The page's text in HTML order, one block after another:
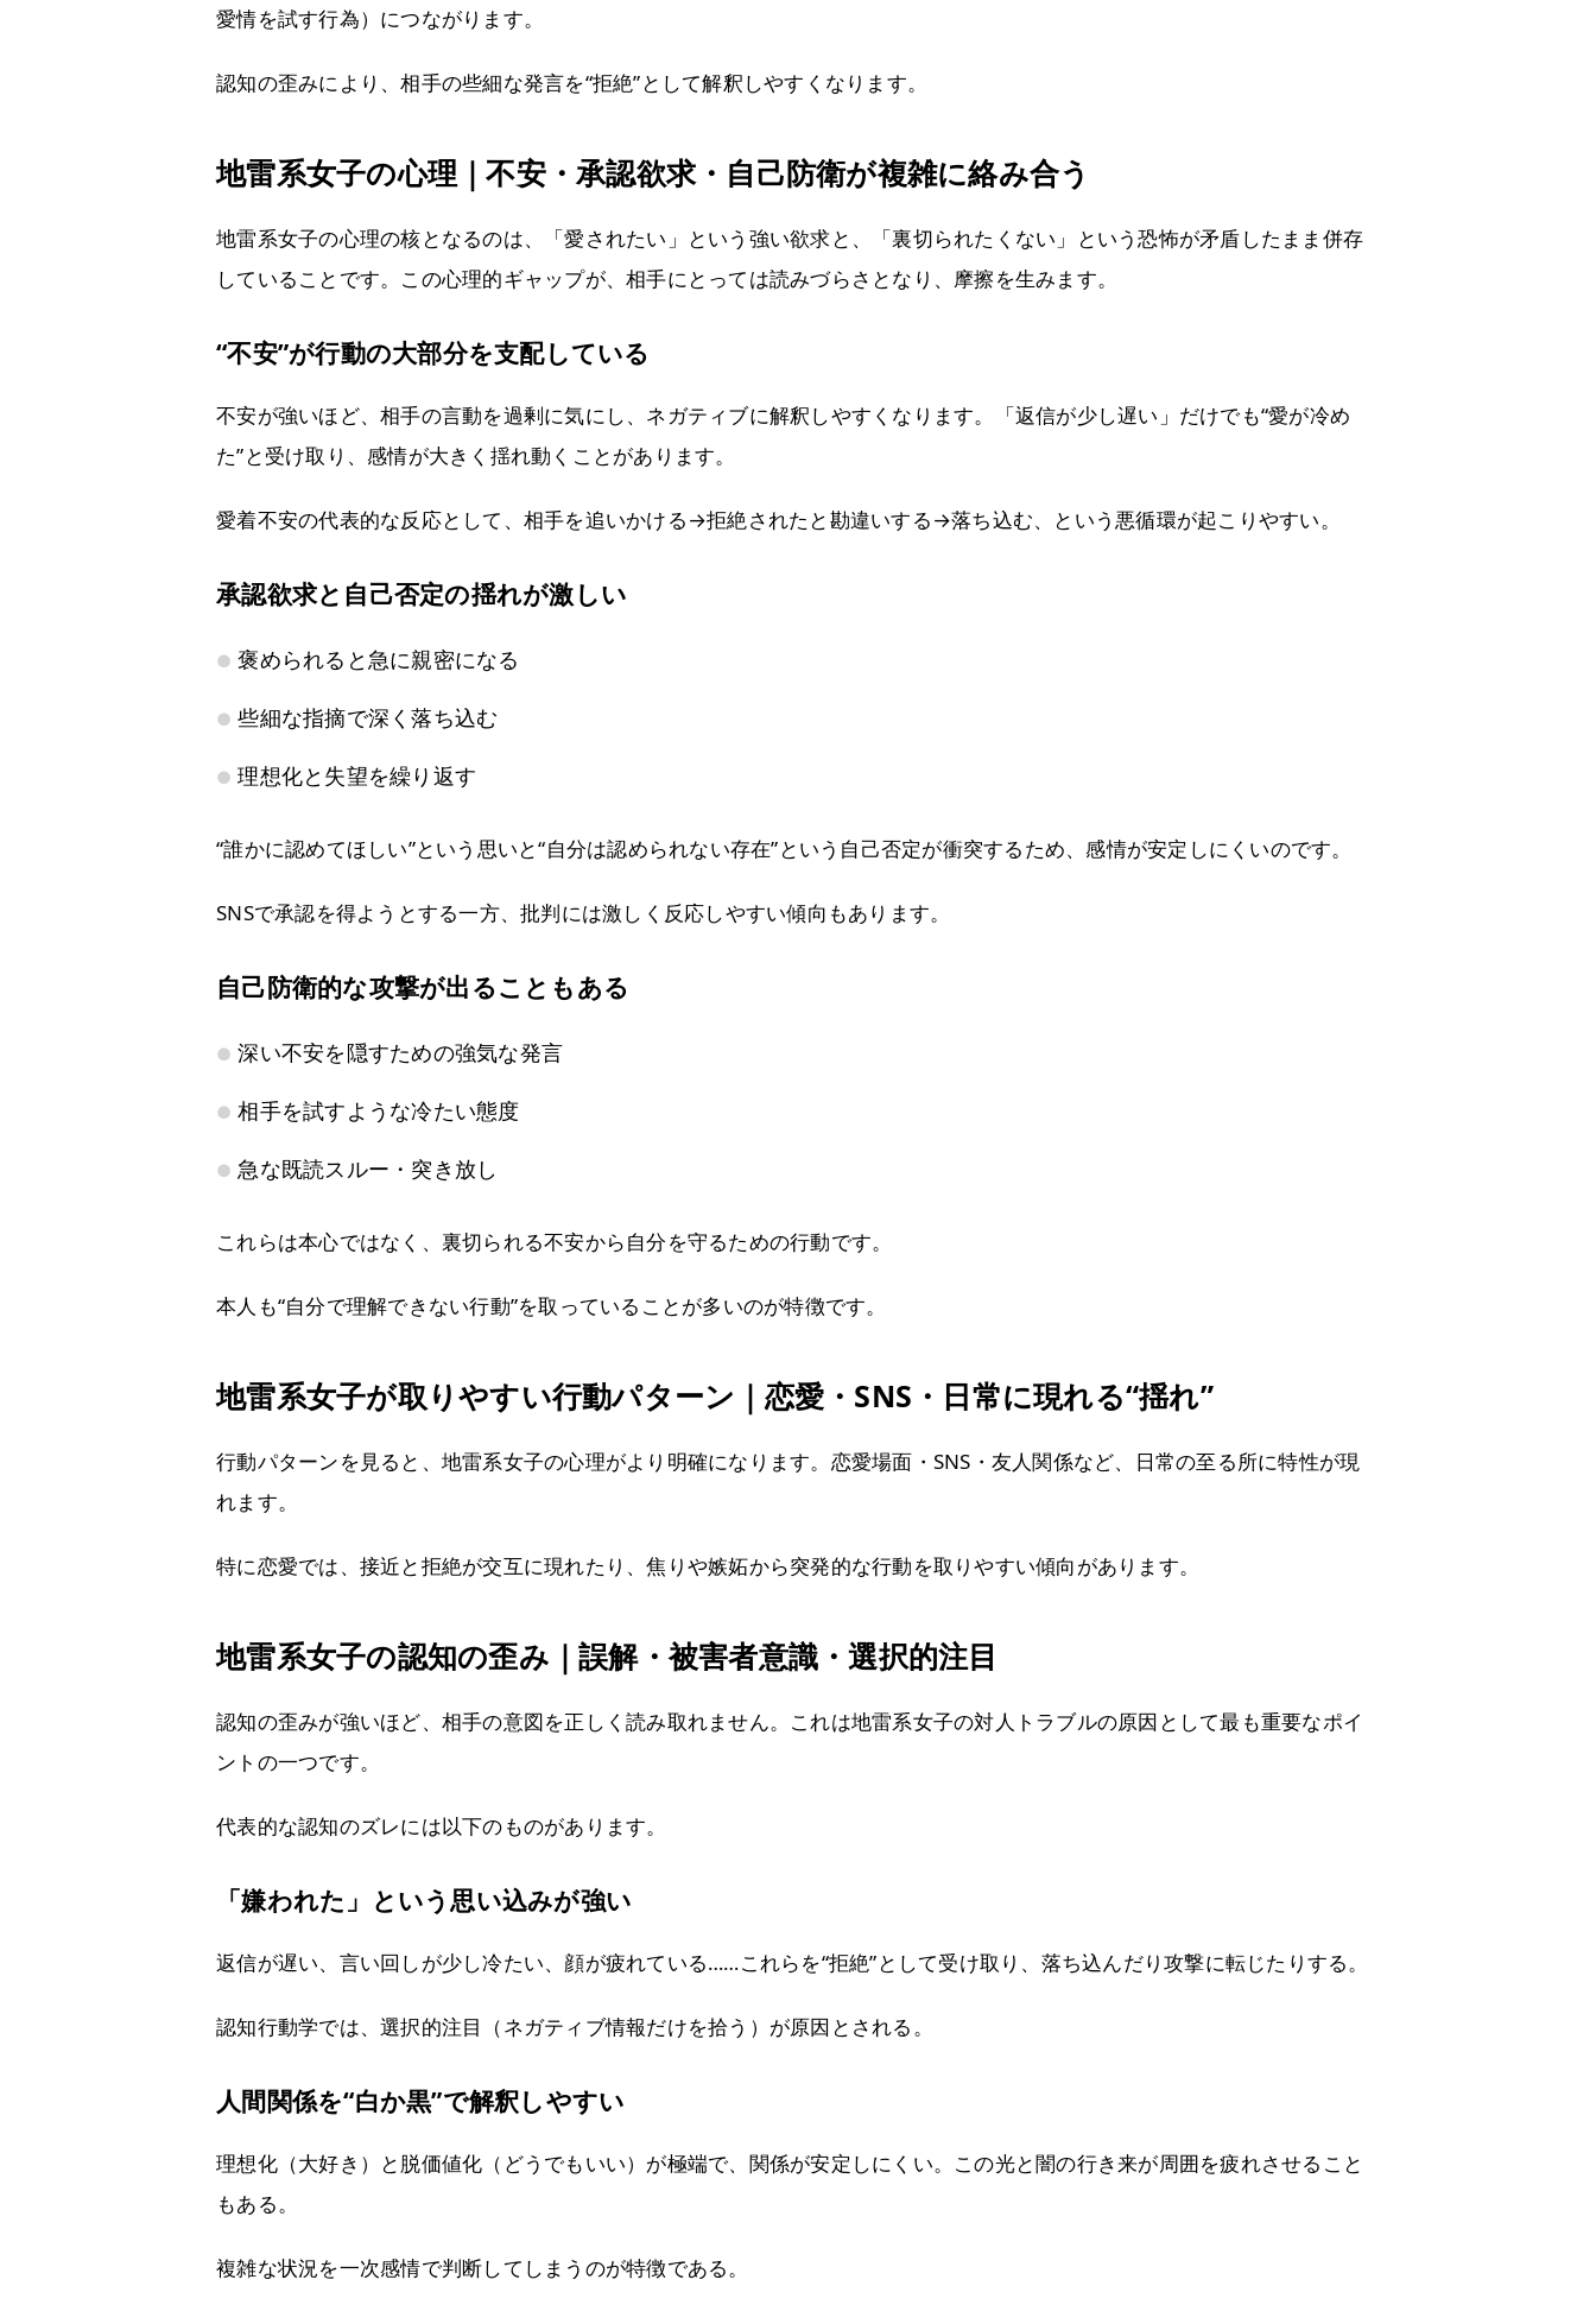
愛情を試す行為）につながります。
認知の歪みにより、相手の些細な発言を“拒絶”として解釈しやすくなります。
地雷系女子の心理｜不安・承認欲求・自己防衛が複雑に絡み合う
地雷系女子の心理の核となるのは、「愛されたい」という強い欲求と、「裏切られたくない」という恐怖が矛盾したまま併存
していることです。この心理的ギャップが、相手にとっては読みづらさとなり、摩擦を生みます。
“不安”が行動の大部分を支配している
不安が強いほど、相手の言動を過剰に気にし、ネガティブに解釈しやすくなります。「返信が少し遅い」だけでも“愛が冷め
た”と受け取り、感情が大きく揺れ動くことがあります。
愛着不安の代表的な反応として、相手を追いかける→拒絶されたと勘違いする→落ち込む、という悪循環が起こりやすい。
承認欲求と自己否定の揺れが激しい
褒められると急に親密になる
些細な指摘で深く落ち込む
理想化と失望を繰り返す
“誰かに認めてほしい”という思いと“自分は認められない存在”という自己否定が衝突するため、感情が安定しにくいのです。
SNSで承認を得ようとする一方、批判には激しく反応しやすい傾向もあります。
自己防衛的な攻撃が出ることもある
深い不安を隠すための強気な発言
相手を試すような冷たい態度
急な既読スルー・突き放し
これらは本心ではなく、裏切られる不安から自分を守るための行動です。
本人も“自分で理解できない行動”を取っていることが多いのが特徴です。
地雷系女子が取りやすい行動パターン｜恋愛・SNS・日常に現れる“揺れ”
行動パターンを見ると、地雷系女子の心理がより明確になります。恋愛場面・SNS・友人関係など、日常の至る所に特性が現
れます。
特に恋愛では、接近と拒絶が交互に現れたり、焦りや嫉妬から突発的な行動を取りやすい傾向があります。
地雷系女子の認知の歪み｜誤解・被害者意識・選択的注目
認知の歪みが強いほど、相手の意図を正しく読み取れません。これは地雷系女子の対人トラブルの原因として最も重要なポイ
ントの一つです。
代表的な認知のズレには以下のものがあります。
「嫌われた」という思い込みが強い
返信が遅い、言い回しが少し冷たい、顔が疲れている……これらを“拒絶”として受け取り、落ち込んだり攻撃に転じたりする。
認知行動学では、選択的注目（ネガティブ情報だけを拾う）が原因とされる。
人間関係を“白か黒”で解釈しやすい
理想化（大好き）と脱価値化（どうでもいい）が極端で、関係が安定しにくい。この光と闇の行き来が周囲を疲れさせること
もある。
複雑な状況を一次感情で判断してしまうのが特徴である。